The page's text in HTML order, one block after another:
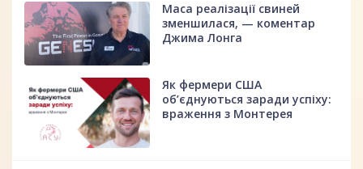
Маса реалізації свиней
зменшилася, — коментар
Джима Лонга
Як фермери США
об’єднуються заради успіху:
враження з Монтерея